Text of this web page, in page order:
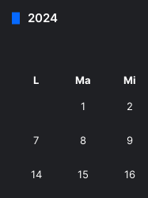
2024
L Ma Mi
1 2
7 8 9
14 15 16